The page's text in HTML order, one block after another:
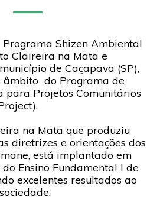
Shizen Ambiental
Claireira na Mata e
de Caçapava (SP),
âmbito do Programa de
para Projetos Comunitários
na Mata que produziu
diretrizes e orientações dos
está implantado em
Ensino Fundamental I de
excelentes resultados ao